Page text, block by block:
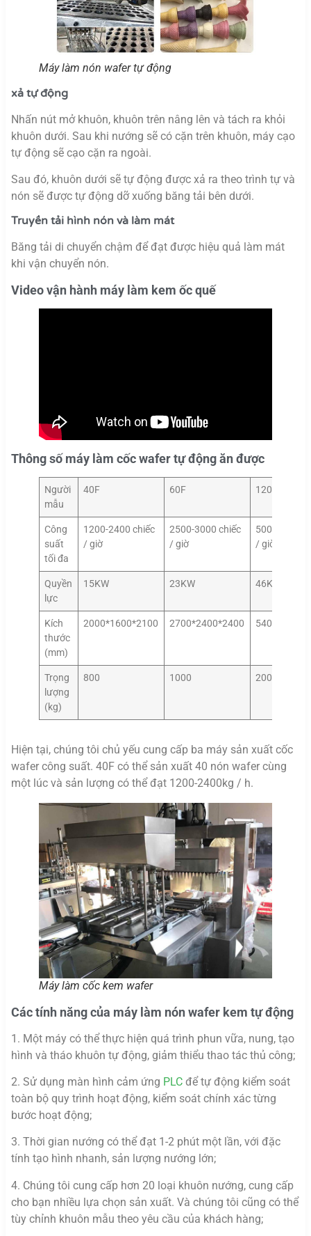
Máy làm nón wafer tự động
xả tự động
Nhấn nút mở khuôn, khuôn trên nâng lên và tách ra khỏi
khuôn dưới. Sau khi nướng sẽ có cặn trên khuôn, máy cạo
tự động sẽ cạo cặn ra ngoài.
Sau đó, khuôn dưới sẽ tự động được xả ra theo trình tự và
nón sẽ được tự động dỡ xuống băng tải bên dưới.
Truyền tải hình nón và làm mát
Băng tải di chuyển chậm để đạt được hiệu quả làm mát
khi vận chuyển nón.
Video vận hành máy làm kem ốc quế
Thông số máy làm cốc wafer tự động ăn được
Người
mẫu
40F 60F 120F
Công
suất
tối đa
1200-2400 chiếc
/ giờ
2500-3000 chiếc
/ giờ
5000-6000
/ giờ
Quyền
lực
15KW 23KW 46KW
Kích
thước
(mm)
2000*1600*2100 2700*2400*2400
Trọng
lượng
(kg)
800 1000 2000
Hiện tại, chúng tôi chủ yếu cung cấp ba máy sản xuất cốc
wafer công suất. 40F có thể sản xuất 40 nón wafer cùng
một lúc và sản lượng có thể đạt 1200-2400kg / h.
Máy làm cốc kem wafer
Các tính năng của máy làm nón wafer kem tự động
1. Một máy có thể thực hiện quá trình phun vữa, nung, tạo
hình và tháo khuôn tự động, giảm thiểu thao tác thủ công;
2. Sử dụng màn hình cảm ứng PLC để tự động kiểm soát
toàn bộ quy trình hoạt động, kiểm soát chính xác từng
bước hoạt động;
3. Thời gian nướng có thể đạt 1-2 phút một lần, với đặc
tính tạo hình nhanh, sản lượng nướng lớn;
4. Chúng tôi cung cấp hơn 20 loại khuôn nướng, cung cấp
cho bạn nhiều lựa chọn sản xuất. Và chúng tôi cũng có thể
tùy chỉnh khuôn mẫu theo yêu cầu của khách hàng;